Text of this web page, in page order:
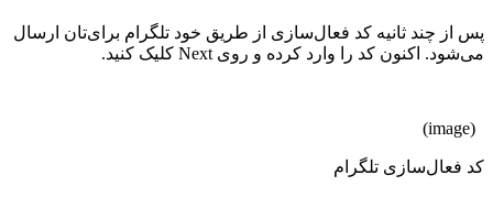
پس از چند ثانیه کد فعال‌سازی از طریق خود تلگرام برای‌تان ارسال
می‌شود. اکنون کد را وارد کرده و روی Next کلیک کنید.
(image)
کد فعال‌سازی تلگرام